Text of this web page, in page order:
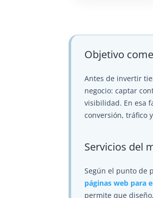
Objetivo
Antes de invertir
negocio: captar
visibilidad. En esa
conversión, tráfico
Servicios del
Según el punto de
páginas web para
permite que